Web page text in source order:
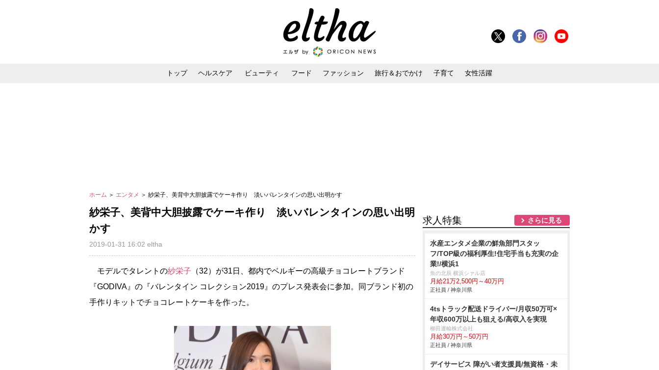
トップ ヘルスケア ビューティ フード ファッション 旅行＆おでかけ 子育て 女性活躍
ホーム ＞ エンタメ ＞ 紗栄子、美背中大胆披露でケーキ作り 淡いバレンタインの思い出明かす
紗栄子、美背中大胆披露でケーキ作り 淡いバレンタインの思い出明
かす
2019-01-31 16:02 eltha
モデルでタレントの紗栄子 （32）が31日、都内でベルギーの高級チョコレートブランド
『GODIVA』の『バレンタイン コレクション2019』のプレス発表会に参加。同ブランド初の
手作りキットでチョコレートケーキを作った。
求人特集 さらに見る
水産エンタメ企業の鮮魚部門スタッ
フ/TOP級の福利厚生!住宅手当も充実の企
業!/横浜1
魚の北辰 横浜シァル店
月給21万2,500円～40万円
正社員 / 神奈川県
4tsトラック配送ドライバー/月収50万可×
年収600万以上も狙える/高収入を実現
柳田運輸株式会社
月給30万円～50万円
正社員 / 神奈川県
デイサービス 障がい者支援員/無資格・未